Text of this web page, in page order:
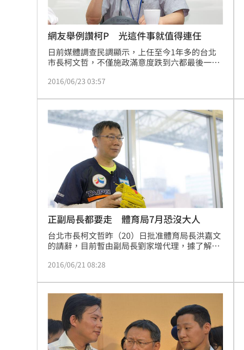
網友舉例讚柯P 光這件事就值得連任
日前媒體調查民調顯示，上任至今1年多的台北
市長柯文哲，不僅施政滿意度跌到六都最後一
「人氣王」柯P不再了，呼籲他好好做，不然想
駁，直指柯市府上任後就積極對各大企業進行勞
動檢查，成效顯著，「光這件事就值得柯文哲連
任了！」
2016/06/23 03:57
正副局長都要走 體育局7月恐沒大人
台北市長柯文哲昨（20）日批准體育局長洪嘉文
的請辭，目前暫由副局長劉家增代理，據了解，
局長與兩個副局長都「缺人」，台北市能不能辦
2016/06/21 08:28